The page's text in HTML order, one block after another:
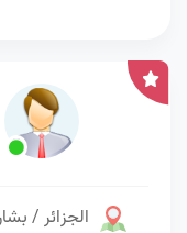
الجزائر /